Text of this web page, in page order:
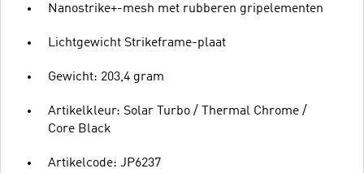
Nanostrike+-mesh met rubberen gripelementen
Lichtgewicht Strikeframe-plaat
Gewicht: 203,4 gram
Artikelkleur: Solar Turbo / Thermal Chrome /
Core Black
Artikelcode: JP6237